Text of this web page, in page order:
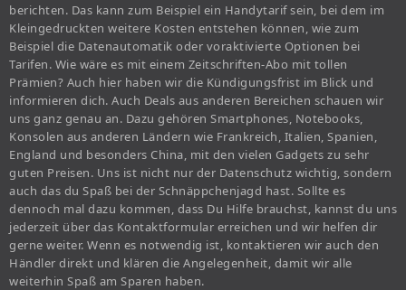
berichten. Das kann zum Beispiel ein Handytarif sein, bei dem im
Kleingedruckten weitere Kosten entstehen können, wie zum
Beispiel die Datenautomatik oder voraktivierte Optionen bei
Tarifen. Wie wäre es mit einem Zeitschriften-Abo mit tollen
Prämien? Auch hier haben wir die Kündigungsfrist im Blick und
informieren dich. Auch Deals aus anderen Bereichen schauen wir
uns ganz genau an. Dazu gehören Smartphones, Notebooks,
Konsolen aus anderen Ländern wie Frankreich, Italien, Spanien,
England und besonders China, mit den vielen Gadgets zu sehr
guten Preisen. Uns ist nicht nur der Datenschutz wichtig, sondern
auch das du Spaß bei der Schnäppchenjagd hast. Sollte es
dennoch mal dazu kommen, dass Du Hilfe brauchst, kannst du uns
jederzeit über das Kontaktformular erreichen und wir helfen dir
gerne weiter. Wenn es notwendig ist, kontaktieren wir auch den
Händler direkt und klären die Angelegenheit, damit wir alle
weiterhin Spaß am Sparen haben.